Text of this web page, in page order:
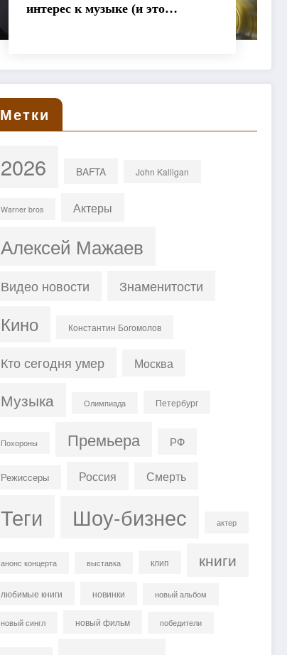
интерес к музыке (и это
Метки
2026 BAFTA John Kalligan
Warner bros Актеры
Алексей Мажаев
Видео новости Знаменитости
Кино Константин Богомолов
Кто сегодня умер Москва
Музыка Олимпиада Петербург
Похороны Премьера РФ
Режиссеры Россия Смерть
Теги Шоу-бизнес актер
анонс концерта выставка клип книги
любимые книги новинки новый альбом
новый сингл новый фильм победители